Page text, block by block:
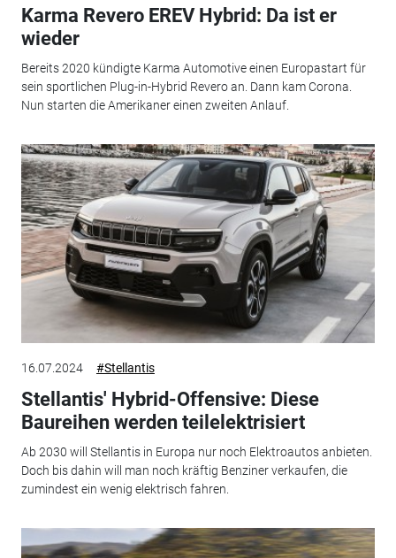
Karma Revero EREV Hybrid: Da ist er
wieder
Bereits 2020 kündigte Karma Automotive einen Europastart für
sein sportlichen Plug-in-Hybrid Revero an. Dann kam Corona.
Nun starten die Amerikaner einen zweiten Anlauf.
16.07.2024 #Stellantis
Stellantis' Hybrid-Offensive: Diese
Baureihen werden teilelektrisiert
Ab 2030 will Stellantis in Europa nur noch Elektroautos anbieten.
Doch bis dahin will man noch kräftig Benziner verkaufen, die
zumindest ein wenig elektrisch fahren.